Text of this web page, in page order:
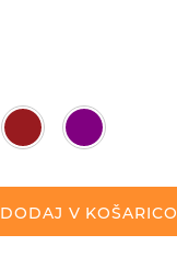
DODAJ V KOŠARICO